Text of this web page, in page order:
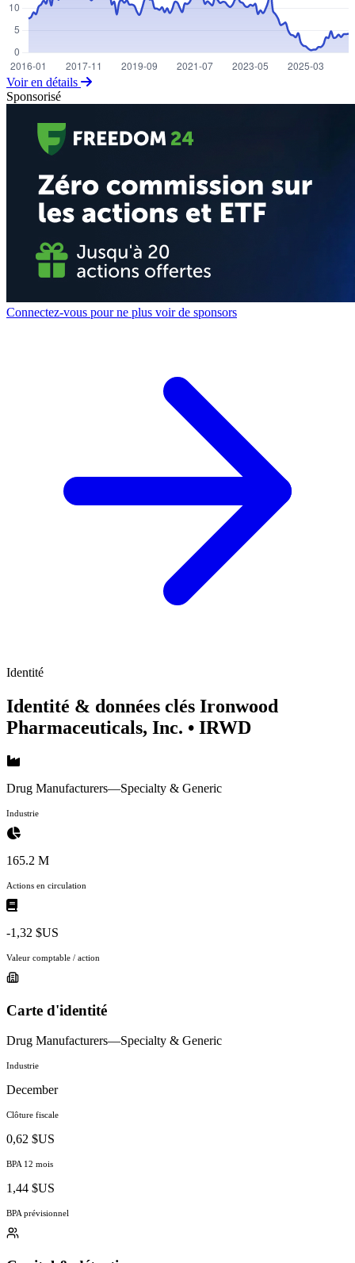
Voir en détails
Sponsorisé
Connectez-vous pour ne plus voir de sponsors
Identité
Identité & données clés Ironwood
Pharmaceuticals, Inc. • IRWD
Drug Manufacturers—Specialty & Generic
Industrie
165.2 M
Actions en circulation
-1,32 $US
Valeur comptable / action
Carte d'identité
Drug Manufacturers—Specialty & Generic
Industrie
December
Clôture fiscale
0,62 $US
BPA 12 mois
1,44 $US
BPA prévisionnel